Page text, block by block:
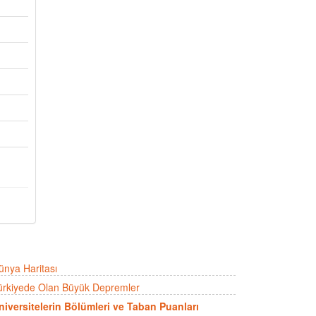
Haritası
Olan Büyük Depremler
Bölümleri ve Taban Puanları